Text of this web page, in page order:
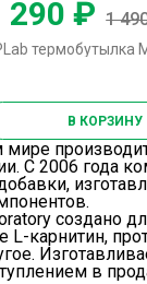
290 ₽ 1
В КОРЗИНУ
С 2006 года
создано
L-карнитин,
в